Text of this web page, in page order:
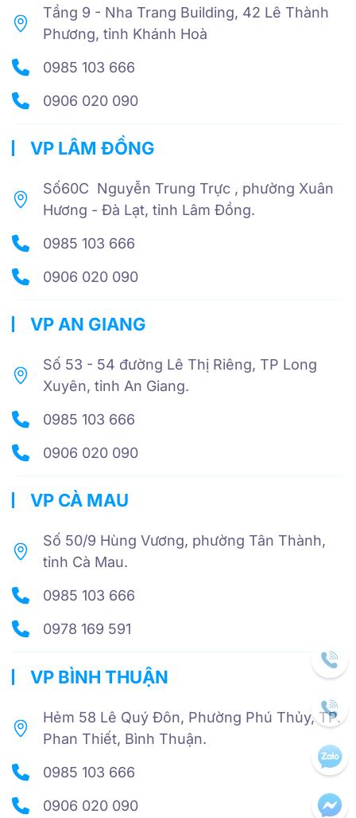
Tầng 9 - Nha Trang Building, 42 Lê Thành
Phương, tỉnh Khánh Hoà
0985 103 666
0906 020 090
VP LÂM ĐỒNG
Số60C Nguyễn Trung Trực , phường Xuân
Hương - Đà Lạt, tỉnh Lâm Đồng.
0985 103 666
0906 020 090
VP AN GIANG
Số 53 - 54 đường Lê Thị Riêng, TP Long
Xuyên, tỉnh An Giang.
0985 103 666
0906 020 090
VP CÀ MAU
Số 50/9 Hùng Vương, phường Tân Thành,
tỉnh Cà Mau.
0985 103 666
0978 169 591
VP BÌNH THUẬN
Hẻm 58 Lê Quý Đôn, Phường Phú Thủy, TP.
Phan Thiết, Bình Thuận.
0985 103 666
0906 020 090